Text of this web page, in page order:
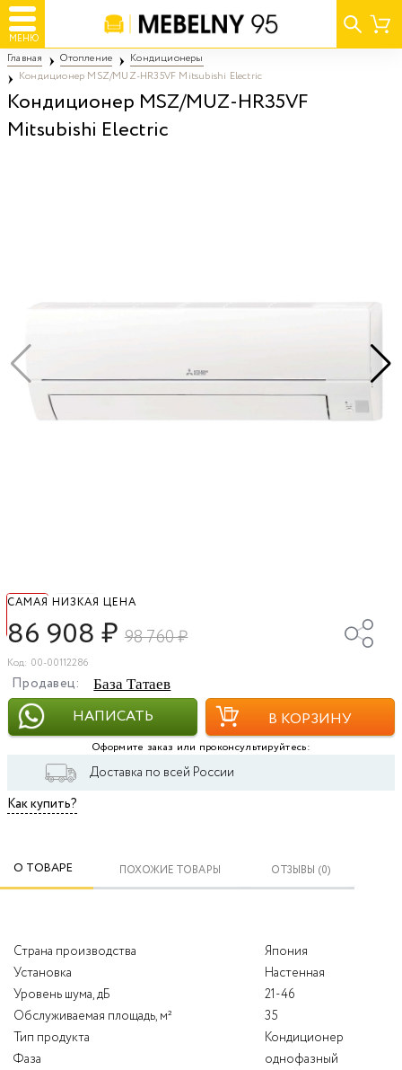
МЕНЮ
Главная Отопление
Кондиционеры
Кондиционер MSZ/MUZ-HR35VF Mitsubishi Electric
Кондиционер MSZ/MUZ-HR35VF
Mitsubishi Electric
САМАЯ НИЗКАЯ ЦЕНА
86 908₽ 98 760₽
Код: 00-00112286
Продавец: База Татаев
НАПИСАТЬ В КОРЗИНУ
Оформите заказ или проконсультируйтесь:
Доставка по всей России
Как купить?
О ТОВАРЕ ПОХОЖИЕ ТОВАРЫ ОТЗЫВЫ (0)
Страна производства
Япония
Установка
Настенная
Уровень шума, дБ
21-46
Обслуживаемая площадь, м²
35
Тип продукта
Кондиционер
Фаза
однофазный